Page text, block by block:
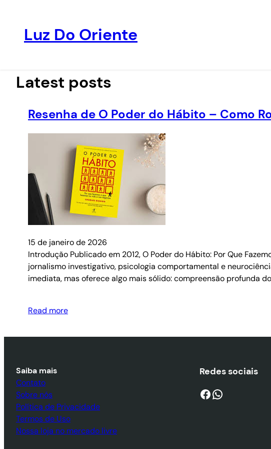
conteúdo
Luz Do Oriente
Latest posts
Resenha de O Poder do Hábito – Como
15 de janeiro de 2026
Introdução Publicado em 2012, O Poder do Hábito: Por Que
jornalismo investigativo, psicologia comportamental e
imediata, mas oferece algo mais sólido: compreensão profunda
Read more
Saiba mais
Contato
Sobre nós
Política de Privacidade
Termos de Uso
Nossa loja no mercado livre
Redes sociais
Facebook WhatsApp